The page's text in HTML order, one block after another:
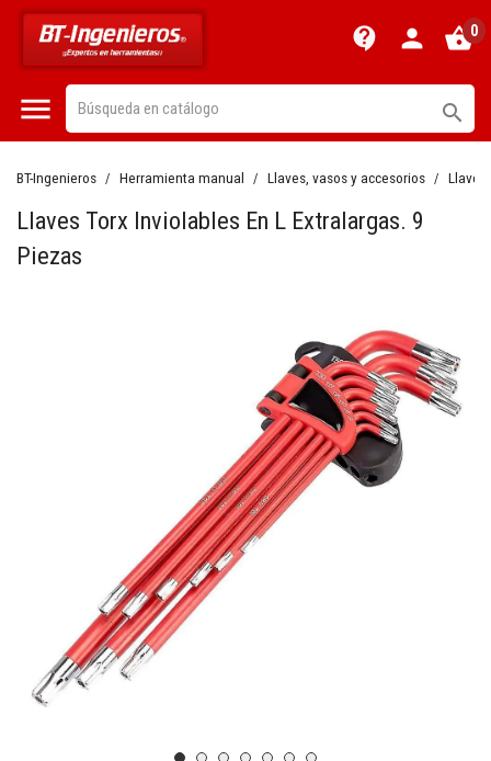
contact_support person shopping_basket0
 
BT-Ingenieros Herramienta manual Llaves, vasos y accesorios Llaves
Llaves Torx Inviolables En L Extralargas. 9
Piezas